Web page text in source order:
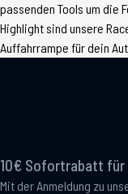
passenden Tools um die
Highlight sind unsere
Auffahrrampe für dein
10€ Sofortrabatt für
Mit der Anmeldung zu